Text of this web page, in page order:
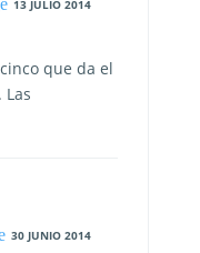
13 JULIO 2014
que da el
30 JUNIO 2014